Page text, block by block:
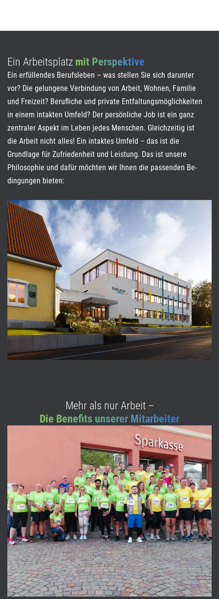
Ein Arbeitsplatz mit Perspektive
Ein erfüllendes Berufsleben – was stellen Sie sich darunter
vor? Die gelungene Verbindung von Arbeit, Wohnen, Familie
und Freizeit? Berufliche und private Entfaltungsmöglichkeiten
in einem intakten Umfeld? Der persönliche Job ist ein ganz
zentraler Aspekt im Leben jedes Menschen. Gleichzeitig ist
die Arbeit nicht alles! Ein intaktes Umfeld – das ist die
Grundlage für Zufriedenheit und Leistung. Das ist unsere
Philosophie und dafür möchten wir Ihnen die passenden Be­
dingungen bieten:
Mehr als nur Arbeit –
Die Benefits unserer Mitarbeiter